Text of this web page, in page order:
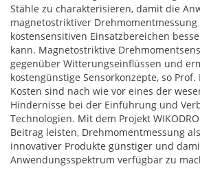
Stähle zu charakterisieren, damit die
magnetostriktiver Drehmomentmessung
kostensensitiven Einsatzbereichen
kann. Magnetostriktive
gegenüber Witterungseinflüssen und
kostengünstige Sensorkonzepte, so Prof.
Kosten sind nach wie vor eines der
Hindernisse bei der Einführung und
Technologien. Mit dem Projekt
Beitrag leisten, Drehmomentmessung
innovativer Produkte günstiger und
Anwendungsspektrum verfügbar zu